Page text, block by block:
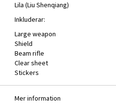
Lila (Liu Shenqiang)
Inkluderar:
Large weapon
Shield
Beam rifle
Clear sheet
Stickers
Mer information